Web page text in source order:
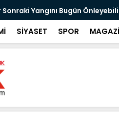
Sonraki Yangını Bugün
SİYASET SPOR